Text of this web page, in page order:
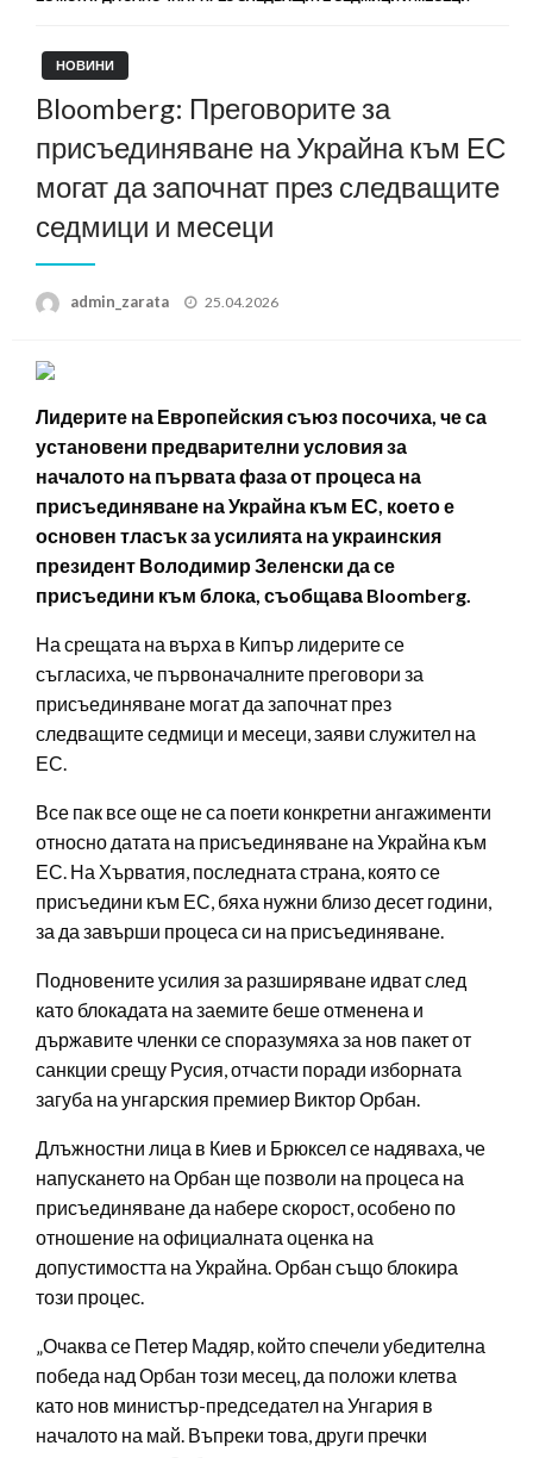
НОВИНИ
Bloomberg: Преговорите за
присъединяване на Украйна към ЕС
могат да започнат през следващите
седмици и месеци
admin_zarata
Posted
25.04.2026
Лидерите на Европейския съюз посочиха, че са
установени предварителни условия за
началото на първата фаза от процеса на
присъединяване на Украйна към ЕС, което е
основен тласък за усилията на украинския
президент Володимир Зеленски да се
присъедини към блока, съобщава Bloomberg.
На срещата на върха в Кипър лидерите се
съгласиха, че първоначалните преговори за
присъединяване могат да започнат през
следващите седмици и месеци, заяви служител на
ЕС.
Все пак все още не са поети конкретни ангажименти
относно датата на присъединяване на Украйна към
ЕС. На Хърватия, последната страна, която се
присъедини към ЕС, бяха нужни близо десет години,
за да завърши процеса си на присъединяване.
Подновените усилия за разширяване идват след
като блокадата на заемите беше отменена и
държавите членки се споразумяха за нов пакет от
санкции срещу Русия, отчасти поради изборната
загуба на унгарския премиер Виктор Орбан.
Длъжностни лица в Киев и Брюксел се надяваха, че
напускането на Орбан ще позволи на процеса на
присъединяване да набере скорост, особено по
отношение на официалната оценка на
допустимостта на Украйна. Орбан също блокира
този процес.
„Очаква се Петер Мадяр, който спечели убедителна
победа над Орбан този месец, да положи клетва
като нов министър-председател на Унгария в
началото на май. Въпреки това, други пречки